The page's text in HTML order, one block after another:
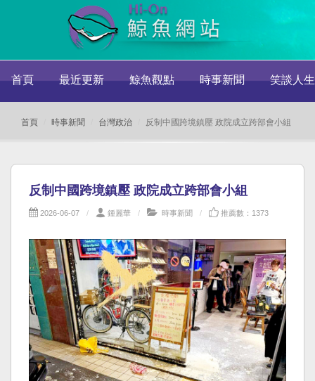
首頁 最近更新 鯨魚觀點 時事新聞 笑談人生
首頁 時事新聞 台灣政治 反制中國跨境鎮壓 政院成立跨部會小組
反制中國跨境鎮壓 政院成立跨部會小組
2026-06-07 鍾麗華 時事新聞 推薦數：1373